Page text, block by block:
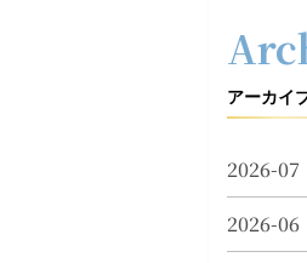
アーカイ
2026-07
2026-06